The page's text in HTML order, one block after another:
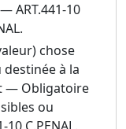
ART.441-10
chose
à la
— Obligatoire
ou